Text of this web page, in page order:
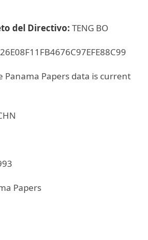
del Directivo: TENG BO
Panama Papers data is current
Papers